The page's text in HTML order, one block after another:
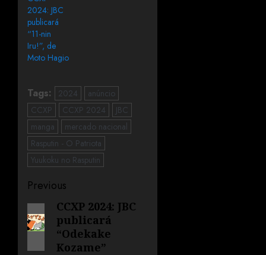
2024: JBC
publicará
“11-nin
Iru!”, de
Moto Hagio
Tags: 2024
anúncio
CCXP
CCXP 2024
JBC
manga
mercado nacional
Rasputin - O Patriota
Yuukoku no Rasputin
Previous
CCXP 2024: JBC
publicará
“Odekake
Kozame”